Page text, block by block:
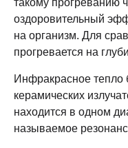
оздоровительный
на организм. Для
прогревается на
Инфракрасное тепло
керамических
находится в одном
называемое